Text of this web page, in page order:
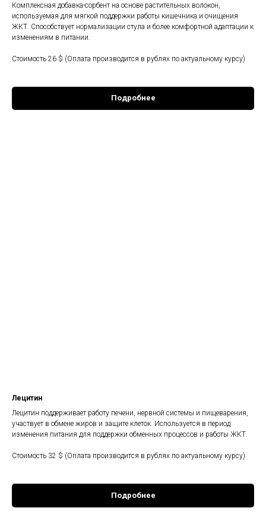
Комплексная добавка-сорбент на основе растительных волокон,
используемая для мягкой поддержки работы кишечника и очищения
ЖКТ. Способствует нормализации стула и более комфортной адаптации к
изменениям в питании.
Стоимость 26 $ (Оплата производится в рублях по актуальному курсу)
Подробнее
Лецитин
Лецитин поддерживает работу печени, нервной системы и пищеварения,
участвует в обмене жиров и защите клеток. Используется в период
изменения питания для поддержки обменных процессов и работы ЖКТ.
Стоимость 32 $ (Оплата производится в рублях по актуальному курсу)
Подробнее